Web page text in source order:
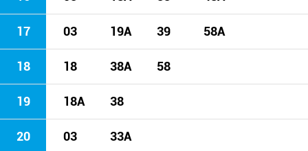
17 03 19A 39 58A
18 18 38A 58
19 18A 38
20 03 33A